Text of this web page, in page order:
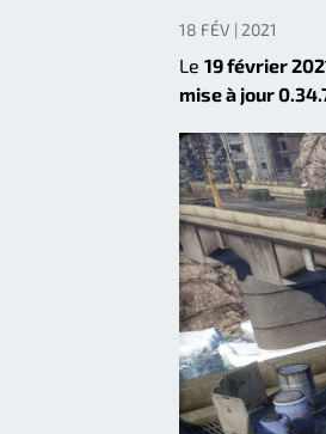
18 FÉV | 2021
Le 19 février
mise à jour